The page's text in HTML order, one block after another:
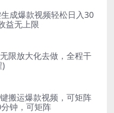
成爆款视频轻松日入30
益无上限
限放大化去做，全程干
)
搬运爆款视频，可矩阵
钟，可矩阵